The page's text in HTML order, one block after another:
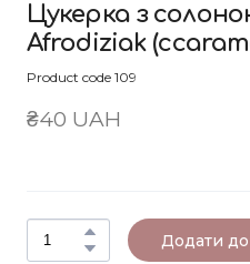
Цукерка з
Afrodiziak
Product code 109
₴40 UAH
Додати